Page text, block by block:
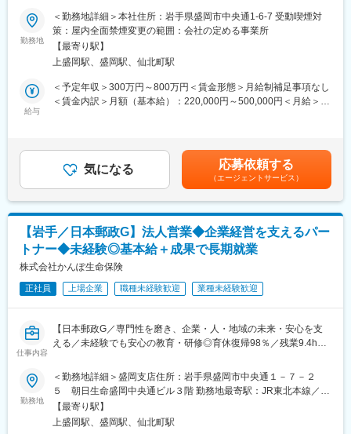
経営企画部 14名在籍（うち主計グループは6名の人員です）
■教育制度：
OJT制度、階層別研修、職能別研修、行外研修への派遣、通信教
■人財育成：
ン（実現）していくことを組織としてサポートします。
・人財育成施策：キャリアパス、1on1ミーティング、キャリアチ
ャレンジ制度など
■求める人物像：
当行では銀行業務の多様化や専門性の高まりに対応できる、能
力・経験を有した即戦力となる人材を求めています。自身のキャ
リアを当行で活かす意欲のある方との出会いを楽しみにしていま
す。
配属先は、お住まいやご経験、ご希望を考慮して決定いたしま
す。
■職務詳細：
各支店の一線で、お客さまの窓口として渉外営業業務に携わり、
実際にお客さまと対話をしながら、
ニーズを引きだすコミュニケーション能力を発揮いただきます。
ューションの提案や資金調達（お借入）の支援等を行います。
・地場の法人の新規開拓先への提案、情報提供を行います。
・個人のお客さまに対して、資産運用や各種ローンのご案内な
※支店勤務においては、渉外営業業務のほか、融資業務や窓口業務
に携わっていただく場合もございます。
※これまでのご勤務経験を踏まえて、本部業務に携わっていただく
場合がございます。
詳しくは、面談の場でお話をさせていただきます。
■教育制度：
OJT制度、階層別研修、職能別研修、行外研修への派遣、通信教
育、資格取得支援制度、自己啓発支援プラットフォーム
■人財育成：
・長期ビジョンの策定とあわせ、「個人が主役」となる新人事制
度と人財育成施策をスタート。お客さま・地域の未来をサポート
することはもちろん、行員一人ひとりが自身のキャリアをデザイ
勤務地
＜勤務地詳細＞本社住所：岩手県盛岡市中央通1-6-7 受動喫煙対
策：屋内全面禁煙変更の範囲：会社の定める事業所
【最寄り駅】
上盛岡駅、盛岡駅、仙北町駅
給与
＜予定年収＞300万円～800万円＜賃金形態＞月給制補足事項なし
＜賃金内訳＞月額（基本給）：220,000円～500,000円＜月給＞
はあくまでも目安の金額であり、選考を通じて上下する可能性が
あります。月給(月額)は固定手当を含めた表記です。
気になる 応募依頼する
（エージェントサービス）
【岩手／日本郵政G】法人営業◆企業経営を支えるパー
トナー◆未経験◎基本給＋成果で長期就業
株式会社かんぽ生命保険
正社員 上場企業 職種未経験歓迎 業種未経験歓迎
仕事内容
【日本郵政G／専門性を磨き、企業・人・地域の未来・安心を支
える／未経験でも安心の教育・研修◎育休復帰98％／残業9.4h】
■業務内容
業界トップ級の顧客基盤を誇る「かんぽ生命」の法人営業とし
て、経営者にお会いします。経営者が抱える事業継続・承継に関
する不安、福利厚生や退職金制度の整備に関する課題、役員・従
業員の万が一に備える保障不足といった経営・人に関わるさまざ
勤務地
＜勤務地詳細＞盛岡支店住所：岩手県盛岡市中央通１－７－２
５ 朝日生命盛岡中央通ビル３階 勤務地最寄駅：JR東北本線／盛
岡駅受動喫煙対策：敷地内喫煙可能場所あり変更の範囲：東北エ
リア6か所の支店
【最寄り駅】
上盛岡駅、盛岡駅、仙北町駅